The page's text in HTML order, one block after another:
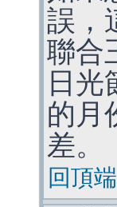
誤，
聯合
日
的月
差。
回頂端